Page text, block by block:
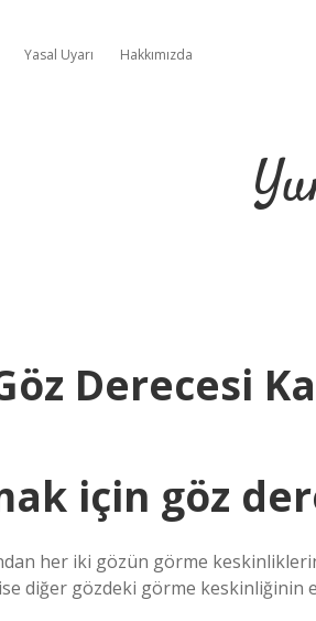
Yasal Uyarı Hakkımızda
Derecesi
için göz
her iki gözün görme
diğer gözdeki görme keskinliğinin